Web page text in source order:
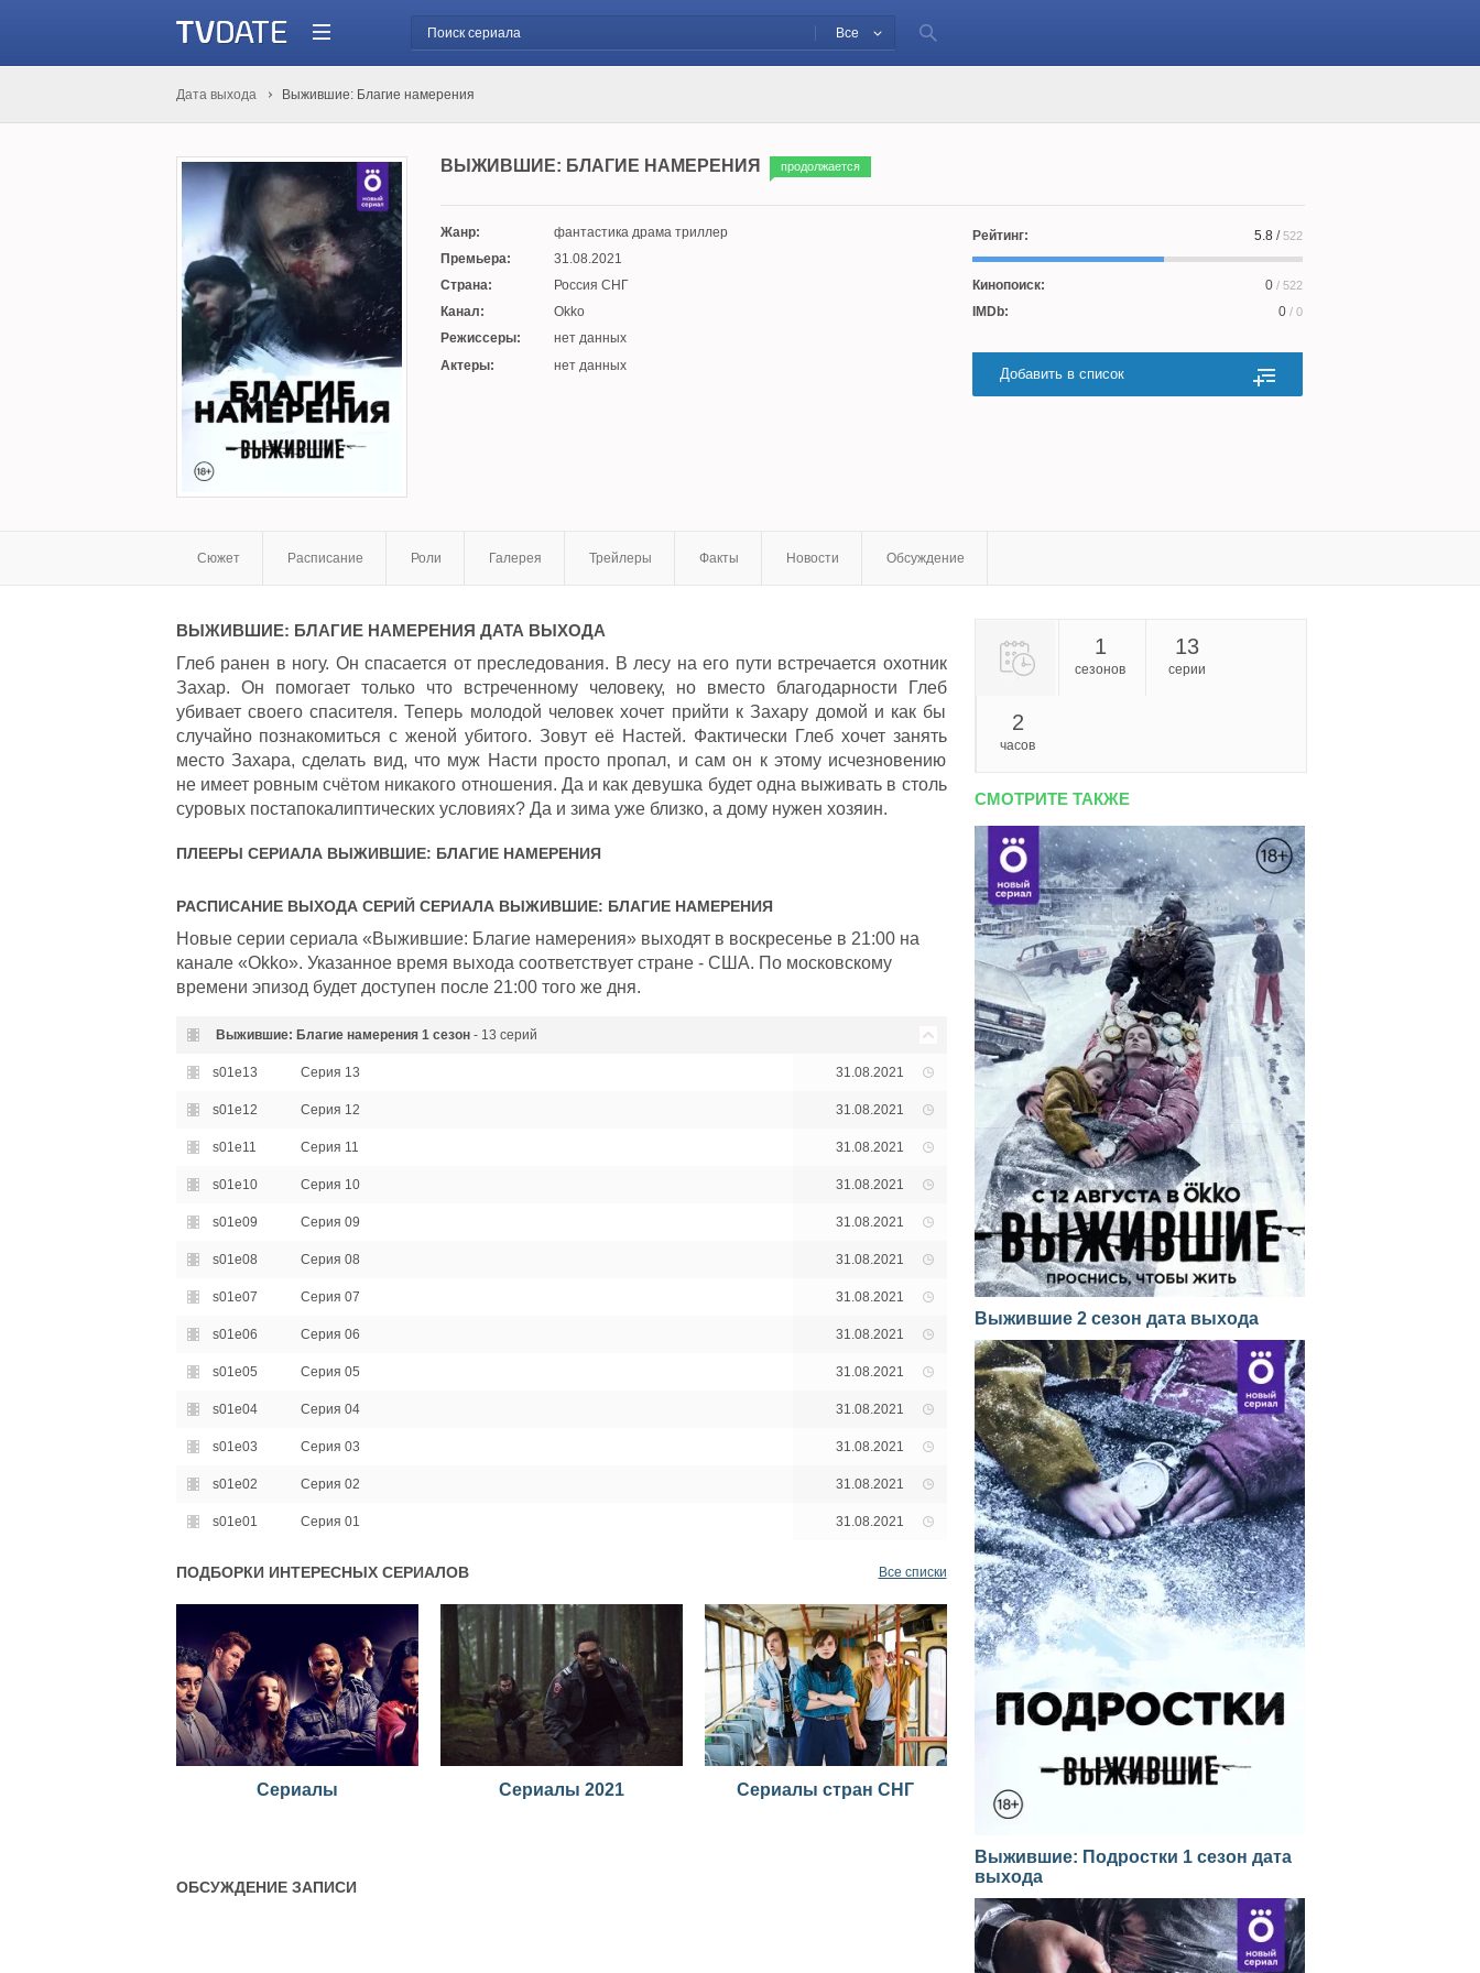
Все
Дата выхода Выжившие: Благие намерения
ВЫЖИВШИЕ: БЛАГИЕ НАМЕРЕНИЯ продолжается
Жанр:
фантастика драма триллер
Премьера:
31.08.2021
Страна:
Россия СНГ
Канал:
Okko
Режиссеры:
нет данных
Актеры:
нет данных
Рейтинг: 5.8/522
Кинопоиск: 0 / 522
IMDb: 0 / 0
Добавить в список
Сюжет Расписание Роли Галерея Трейлеры Факты Новости Обсуждение
ВЫЖИВШИЕ: БЛАГИЕ НАМЕРЕНИЯ ДАТА ВЫХОДА
Глеб ранен в ногу. Он спасается от преследования. В лесу на его пути встречается охотник
Захар. Он помогает только что встреченному человеку, но вместо благодарности Глеб
убивает своего спасителя. Теперь молодой человек хочет прийти к Захару домой и как бы
случайно познакомиться с женой убитого. Зовут её Настей. Фактически Глеб хочет занять
место Захара, сделать вид, что муж Насти просто пропал, и сам он к этому исчезновению
не имеет ровным счётом никакого отношения. Да и как девушка будет одна выживать в столь
суровых постапокалиптических условиях? Да и зима уже близко, а дому нужен хозяин.
ПЛЕЕРЫ СЕРИАЛА ВЫЖИВШИЕ: БЛАГИЕ НАМЕРЕНИЯ
РАСПИСАНИЕ ВЫХОДА СЕРИЙ СЕРИАЛА ВЫЖИВШИЕ: БЛАГИЕ НАМЕРЕНИЯ
Новые серии сериала «Выжившие: Благие намерения» выходят в воскресенье в 21:00 на
канале «Okko». Указанное время выхода соответствует стране - США. По московскому
времени эпизод будет доступен после 21:00 того же дня.
Выжившие: Благие намерения 1 сезон - 13 серий
s01e13 Серия 13 31.08.2021
s01e12 Серия 12 31.08.2021
s01e11 Серия 11 31.08.2021
s01e10 Серия 10 31.08.2021
s01e09 Серия 09 31.08.2021
s01e08 Серия 08 31.08.2021
s01e07 Серия 07 31.08.2021
s01e06 Серия 06 31.08.2021
s01e05 Серия 05 31.08.2021
s01e04 Серия 04 31.08.2021
s01e03 Серия 03 31.08.2021
s01e02 Серия 02 31.08.2021
s01e01 Серия 01 31.08.2021
ПОДБОРКИ ИНТЕРЕСНЫХ СЕРИАЛОВ Все списки
Сериалы Сериалы 2021 Сериалы стран СНГ
ОБСУЖДЕНИЕ ЗАПИСИ
1
сезонов
13
серии
2
часов
СМОТРИТЕ ТАКЖЕ
Выжившие 2 сезон дата выхода
Выжившие: Подростки 1 сезон дата
выхода